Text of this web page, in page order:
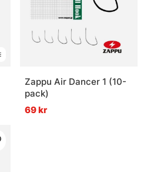
Zappu Air Dancer 1 (10-
pack)
69 kr